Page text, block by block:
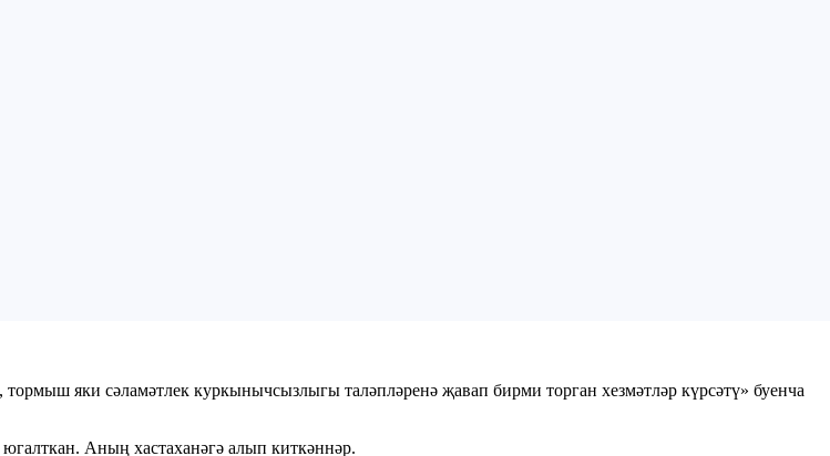
яки сәламәтлек куркынычсызлыгы таләпләренә җавап бирми торган хезмәтләр күрсәтү» буенча
Аның хастаханәгә алып киткәннәр.